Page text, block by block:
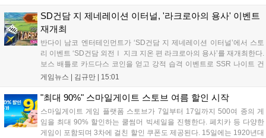
니다. 또한 카카오톡 채널 추가 시 주차별 스페셜 쿠폰과 한정 스
킨, 경품 이벤트 등 풍성한 혜택을 마련해 이용자들의 기대를 모
으고 있습니다....
SD건담 지 제네레이션 이터널, '라크로아의 용사' 이벤트
재개최
반다이 남코 엔터테인먼트가 ‘SD건담 지 제네레이션 이터널’에서 스토
리 이벤트 ‘SD건담 외전Ⅰ 지크 지온 편 라크로아의 용사’를 재개최한다.
보스 배틀로 카드다스 코인을 얻고 강적 습격 이벤트로 SSR 나이트 건
담을 획득할 수 있다. 로그인 보너스로 최대 다이아 3,000개를 지급하며,
원 증정한다. 또한 9월 30일까지 공식 유튜브에서 특별 프로그램을 시청
게임뉴스 | 김규만 | 15:01
"최대 90%" 스마일게이트 스토브 여름 할인 시작
스마일게이트 게임 플랫폼 스토브가 7일부터 17일까지 500여 종의 게
임을 최대 90% 할인하는 쿨썸머 빅세일을 진행한다. 페치카 등 다양한
게임이 포함되며 3차에 걸친 할인 쿠폰도 제공된다. 15일에는 1920년대